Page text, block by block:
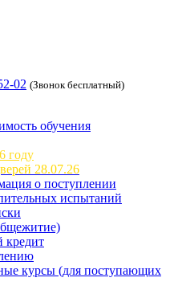
02 (Звонок бесплатный)
обучения
году
28.07.26
о поступлении
испытаний
кредит
курсы (для поступающих